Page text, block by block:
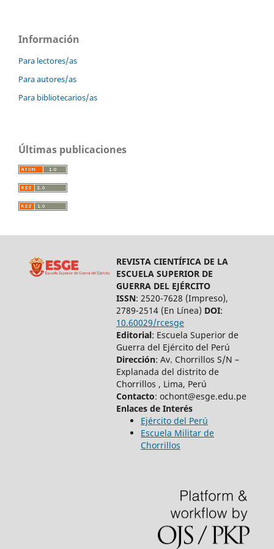
Información
Para lectores/as
Para autores/as
Para bibliotecarios/as
Últimas publicaciones
REVISTA CIENTÍFICA DE LA
ESCUELA SUPERIOR DE
GUERRA DEL EJÉRCITO
ISSN: 2520-7628 (Impreso),
2789-2514 (En Línea) DOI:
10.60029/rcesge
Editorial: Escuela Superior de
Guerra del Ejército del Perú
Dirección: Av. Chorrillos S/N –
Explanada del distrito de
Chorrillos , Lima, Perú
Contacto: ochont@esge.edu.pe
Enlaces de Interés
Ejército del Perú
Escuela Militar de
Chorrillos